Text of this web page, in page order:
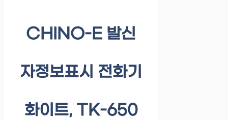
CHINO-E 발신
자정보표시 전화기
화이트, TK-650